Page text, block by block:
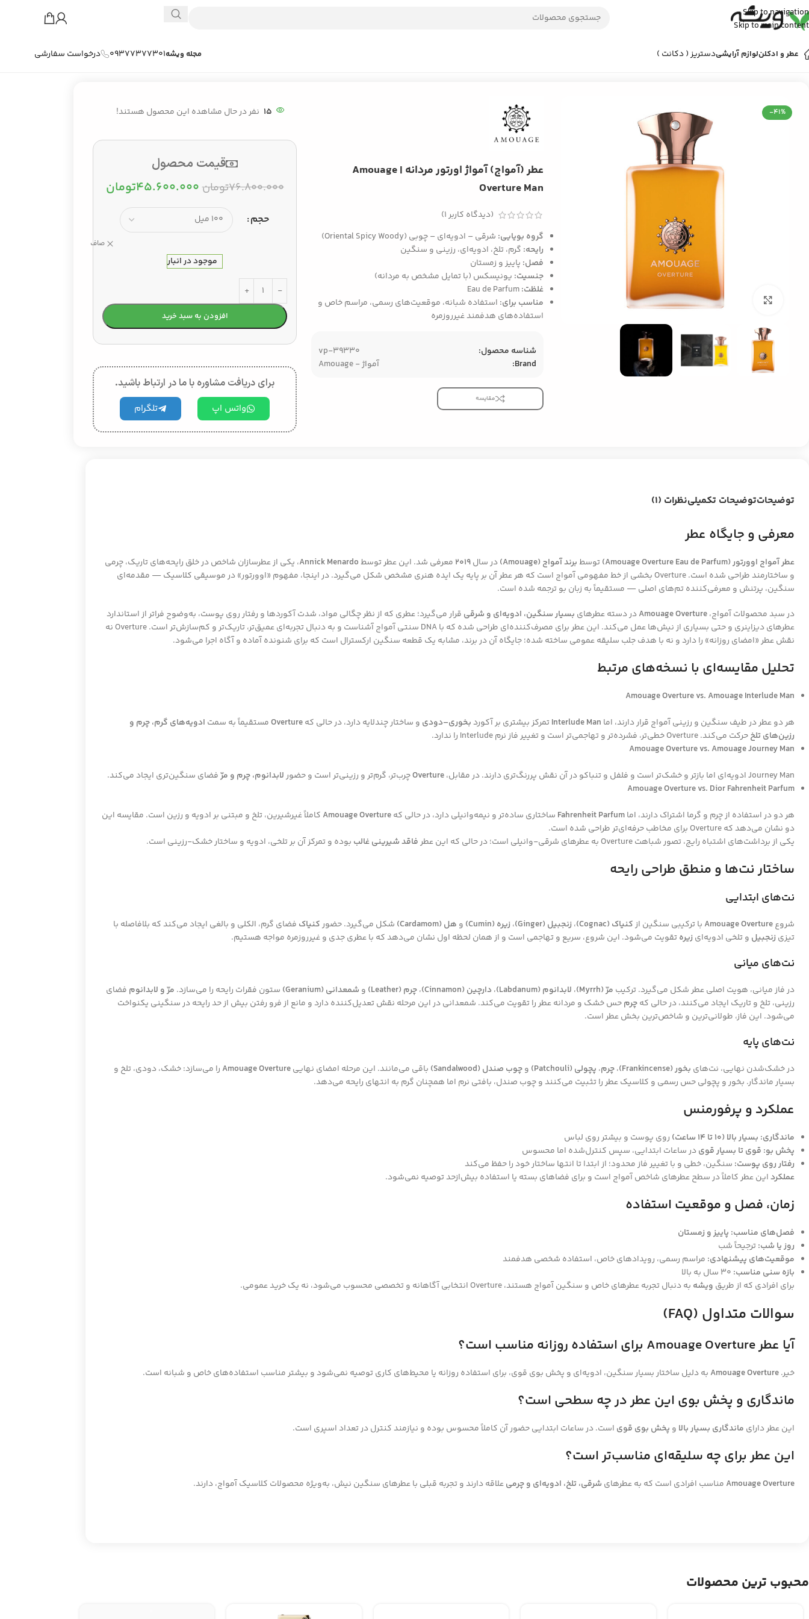
Skip to navigation
Skip to main content
عطر و ادکلنلوازم آرایشیدستریز ( دکانت ) مجله ویشه09377377301
درخواست سفارشی
-41%
بزرگنمایی تصویر
عطر (آمواج) آمواژ اورتور مردانه | Amouage
Overture Man
(دیدگاه کاربر1
)
گروه بویایی: شرقی – ادویه‌ای – چوبی (Oriental Spicy Woody)
رایحه: گرم، تلخ، ادویه‌ای، رزینی و سنگین
فصل: پاییز و زمستان
جنسیت: یونیسکس (با تمایل مشخص به مردانه)
غلظت:
مناسب برای: استفاده شبانه، موقعیت‌های رسمی، مراسم خاص و
استفاده‌های هدفمند غیرروزمره
شناسه محصول:
vp-39330
Brand:
آمواژ - Amouage
مقایسه
15 نفر در حال مشاهده این محصول هستند!
قیمت محصول
۷۶.۸۰۰.۰۰۰تومان۴۵.۶۰۰.۰۰۰تومان
حجم
صاف
موجود در انبار
افزودن به سبد خرید
برای دریافت مشاوره با ما در ارتباط باشید.
واتس اپ تلگرام
توضیحاتتوضیحات تکمیلینظرات (1)
معرفی و جایگاه عطر
عطر آمواج اوورتور (Amouage Overture Eau de Parfum) توسطبرند آمواج (Amouage) در سال۲۰۱۹ معرفی شد. این عطر توسطAnnick Menardo، یکی از عطرسازان شاخص در خلق رایحه‌های تاریک، چرمی
و ساختارمند طراحی شده است. Overture بخشی از خط مفهومی آمواج است که هر عطر آن بر پایه یک ایده هنری مشخص شکل می‌گیرد. در اینجا، مفهوم «اوورتور» در موسیقی کلاسیک — مقدمه‌ای
سنگین، پرتنش و معرفی‌کننده تم‌های اصلی — مستقیماً به زبان بو ترجمه شده است.
در سبد محصولات آمواج،Amouage Overtureدر دسته عطرهای بسیار سنگین، ادویه‌ای و شرقی قرار می‌گیرد؛ عطری که از نظر چگالی مواد، شدت آکوردها و رفتار روی پوست، به‌وضوح فراتر از استاندارد
عطرهای دیزاینری و حتی بسیاری از نیش‌ها عمل می‌کند. این عطر برای مصرف‌کننده‌ای طراحی شده که با DNA سنتی آمواج آشناست و به دنبال تجربه‌ای عمیق‌تر، تاریک‌تر و کم‌سازش‌تر است. Overture نه
نقش عطر «امضای روزانه» را دارد و نه با هدف جلب سلیقه عمومی ساخته شده؛ جایگاه آن در برند، مشابه یک قطعه سنگین ارکسترال است که برای شنونده آماده و آگاه اجرا می‌شود.
تحلیل مقایسه‌ای با نسخه‌های مرتبط
Amouage Overture vs. Amouage Interlude Man
هر دو عطر در طیف سنگین و رزینی آمواج قرار دارند، اما Interlude Manتمرکز بیشتری بر آکوردبخوری–دودی و ساختار چندلایه دارد، در حالی کهOvertureمستقیماً به سمت ادویه‌های گرم، چرم و
رزین‌های تلخحرکت می‌کند. Overture خطی‌تر، فشرده‌تر و تهاجمی‌تر است و تغییر فاز نرم Interlude را ندارد.
Amouage Overture vs. Amouage Journey Man
Journey Man ادویه‌ای اما بازتر و خشک‌تر است و فلفل و تنباکو در آن نقش پررنگ‌تری دارند. در مقابل،
Overtureچرب‌تر، گرم‌تر و رزینی‌تر است و حضورلابدانوم، چرم و مرّفضای سنگین‌تری ایجاد می‌کند.
Amouage Overture vs. Dior Fahrenheit Parfum
هر دو در استفاده از چرم و گرما اشتراک دارند، اماFahrenheit Parfum ساختاری ساده‌تر و نیمه‌وانیلی دارد، در حالی کهAmouage Overture کاملاً غیرشیرین، تلخ و مبتنی بر ادویه و رزین است. مقایسه این
دو نشان می‌دهد که Overture برای مخاطب حرفه‌ای‌تر طراحی شده است.
یکی از برداشت‌های اشتباه رایج، تصور شباهت Overture به عطرهای شرقی-وانیلی است؛ در حالی که این عطر
فاقد شیرینی غالب بوده و تمرکز آن بر تلخی، ادویه و ساختار خشک-رزینی است.
ساختار نت‌ها و منطق طراحی رایحه
نت‌های ابتدایی
شروعAmouage Overture با ترکیبی سنگین ازکنیاک (Cognac) ، زنجبیل (Ginger) ، زیره (Cumin) و هل (Cardamom) شکل می‌گیرد. حضورکنیاک فضای گرم، الکلی و بالغی ایجاد می‌کند که بلافاصله با
تیزی زنجبیل و تلخی ادویه‌ای زیرهتقویت می‌شود. این شروع، سریع و تهاجمی است و از همان لحظه اول نشان می‌دهد که با عطری جدی و غیرروزمره مواجه هستیم.
نت‌های میانی
در فاز میانی، هویت اصلی عطر شکل می‌گیرد. ترکیب مرّ (Myrrh) ، لابدانوم (Labdanum) ، دارچین (Cinnamon) ،چرم (Leather) و شمعدانی (Geranium) ستون فقرات رایحه را می‌سازد. مرّ و لابدانوم فضای
رزینی، تلخ و تاریک ایجاد می‌کنند، در حالی کهچرمحس خشک و مردانه عطر را تقویت می‌کند. شمعدانی در این مرحله نقش تعدیل‌کننده دارد و مانع از فرو رفتن بیش از حد رایحه در سنگینی یکنواخت
می‌شود. این فاز، طولانی‌ترین و شاخص‌ترین بخش عطر است.
نت‌های پایه
در خشک‌شدن نهایی، نت‌های بخور (Frankincense) ،چرم، پچولی (Patchouli) وچوب صندل (Sandalwood) باقی می‌مانند. این مرحله امضای نهاییAmouage Overture را می‌سازد: خشک، دودی، تلخ و
بسیار ماندگار. بخور و پچولی حس رسمی و کلاسیک عطر را تثبیت می‌کنند و چوب صندل، بافتی نرم اما همچنان گرم به انتهای رایحه می‌دهد.
عملکرد و پرفورمنس
ماندگاری: بسیار بالا (۱۰ تا ۱۴ ساعت)
روی پوست و بیشتر روی لباس
پخش بو: قوی تا بسیار قویدر ساعات ابتدایی، سپس کنترل‌شده اما محسوس
رفتار روی پوست: سنگین، خطی و با تغییر فاز محدود؛ از ابتدا تا انتها ساختار خود را حفظ می‌کند
عملکرداین عطر کاملاً در سطح عطرهای شاخص آمواج است و برای فضاهای بسته یا استفاده بیش‌ازحد توصیه نمی‌شود.
زمان، فصل و موقعیت استفاده
فصل‌های مناسب: پاییز و زمستان
روز یا شب:ترجیحاً شب
موقعیت‌های پیشنهادی: مراسم رسمی، رویدادهای خاص، استفاده شخصی هدفمند
بازه سنی مناسب:
برای افرادی که از طریق ویشه به دنبال تجربه عطرهای خاص و سنگین آمواج هستند، Overture انتخابی آگاهانه و تخصصی محسوب می‌شود، نه یک خرید عمومی.
سوالات متداول (FAQ)
آیا عطر Amouage Overture برای استفاده روزانه مناسب است؟
خیر.Amouage Overture به دلیل ساختار بسیار سنگین، ادویه‌ای و پخش بوی قوی، برای استفاده روزانه یا محیط‌های کاری توصیه نمی‌شود و بیشتر مناسب استفاده‌های خاص و شبانه است.
ماندگاری و پخش بوی این عطر در چه سطحی است؟
این عطر دارای ماندگاری بسیار بالا و پخش بوی قوی است. در ساعات ابتدایی حضور آن کاملاً محسوس بوده و نیازمند کنترل در تعداد اسپری است.
این عطر برای چه سلیقه‌ای مناسب‌تر است؟
Amouage Overture مناسب افرادی است که به عطرهای شرقی، تلخ، ادویه‌ای و چرمیعلاقه دارند و تجربه قبلی با عطرهای سنگین نیش، به‌ویژه محصولات کلاسیک آمواج، دارند.
محبوب ترین محصولات